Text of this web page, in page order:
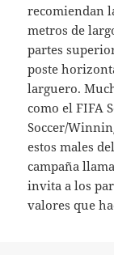
recomiendan
metros de
partes
poste
larguero.
como el FIFA
Soccer/
estos males
campaña
invita a los
valores que